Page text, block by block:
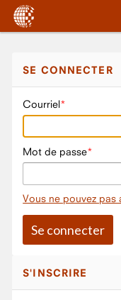
SE CONNECTER
Courriel
Mot de passe
Vous ne pouvez
S'INSCRIRE